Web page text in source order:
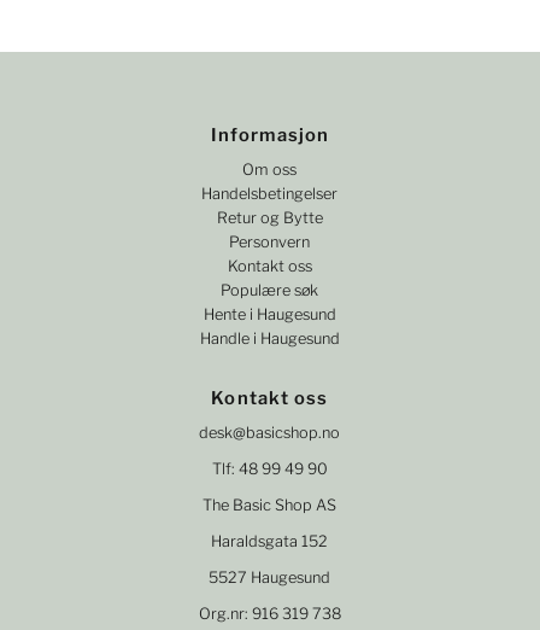
Informasjon
Om oss
Handelsbetingelser
Retur og Bytte
Personvern
Kontakt oss
Populære søk
Hente i Haugesund
Handle i Haugesund
Kontakt oss
desk@basicshop.no
Tlf: 48 99 49 90
The Basic Shop AS
Haraldsgata 152
5527 Haugesund
Org.nr: 916 319 738